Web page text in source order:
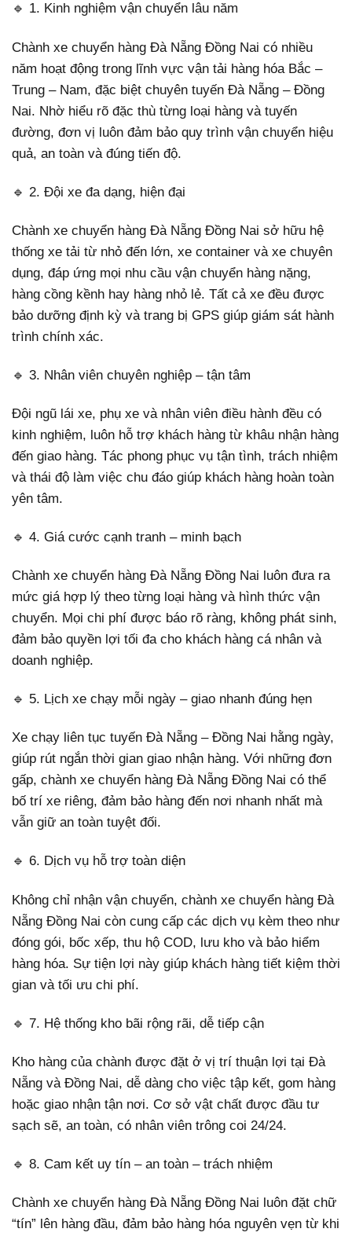
🔹 1. Kinh nghiệm vận chuyển lâu năm
Chành xe chuyển hàng Đà Nẵng Đồng Nai có nhiều
năm hoạt động trong lĩnh vực vận tải hàng hóa Bắc –
Trung – Nam, đặc biệt chuyên tuyến Đà Nẵng – Đồng
Nai. Nhờ hiểu rõ đặc thù từng loại hàng và tuyến
đường, đơn vị luôn đảm bảo quy trình vận chuyển hiệu
quả, an toàn và đúng tiến độ.
🔹 2. Đội xe đa dạng, hiện đại
Chành xe chuyển hàng Đà Nẵng Đồng Nai sở hữu hệ
thống xe tải từ nhỏ đến lớn, xe container và xe chuyên
dụng, đáp ứng mọi nhu cầu vận chuyển hàng nặng,
hàng cồng kềnh hay hàng nhỏ lẻ. Tất cả xe đều được
bảo dưỡng định kỳ và trang bị GPS giúp giám sát hành
trình chính xác.
🔹 3. Nhân viên chuyên nghiệp – tận tâm
Đội ngũ lái xe, phụ xe và nhân viên điều hành đều có
kinh nghiệm, luôn hỗ trợ khách hàng từ khâu nhận hàng
đến giao hàng. Tác phong phục vụ tận tình, trách nhiệm
và thái độ làm việc chu đáo giúp khách hàng hoàn toàn
yên tâm.
🔹 4. Giá cước cạnh tranh – minh bạch
Chành xe chuyển hàng Đà Nẵng Đồng Nai luôn đưa ra
mức giá hợp lý theo từng loại hàng và hình thức vận
chuyển. Mọi chi phí được báo rõ ràng, không phát sinh,
đảm bảo quyền lợi tối đa cho khách hàng cá nhân và
doanh nghiệp.
🔹 5. Lịch xe chạy mỗi ngày – giao nhanh đúng hẹn
Xe chạy liên tục tuyến Đà Nẵng – Đồng Nai hằng ngày,
giúp rút ngắn thời gian giao nhận hàng. Với những đơn
gấp, chành xe chuyển hàng Đà Nẵng Đồng Nai có thể
bố trí xe riêng, đảm bảo hàng đến nơi nhanh nhất mà
vẫn giữ an toàn tuyệt đối.
🔹 6. Dịch vụ hỗ trợ toàn diện
Không chỉ nhận vận chuyển, chành xe chuyển hàng Đà
Nẵng Đồng Nai còn cung cấp các dịch vụ kèm theo như
đóng gói, bốc xếp, thu hộ COD, lưu kho và bảo hiểm
hàng hóa. Sự tiện lợi này giúp khách hàng tiết kiệm thời
gian và tối ưu chi phí.
🔹 7. Hệ thống kho bãi rộng rãi, dễ tiếp cận
Kho hàng của chành được đặt ở vị trí thuận lợi tại Đà
Nẵng và Đồng Nai, dễ dàng cho việc tập kết, gom hàng
hoặc giao nhận tận nơi. Cơ sở vật chất được đầu tư
sạch sẽ, an toàn, có nhân viên trông coi 24/24.
🔹 8. Cam kết uy tín – an toàn – trách nhiệm
Chành xe chuyển hàng Đà Nẵng Đồng Nai luôn đặt chữ
“tín” lên hàng đầu, đảm bảo hàng hóa nguyên vẹn từ khi